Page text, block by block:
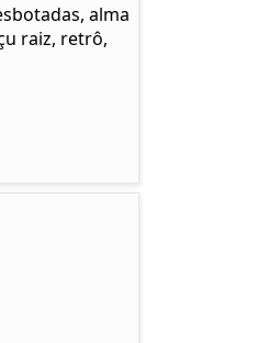
alma
raiz, retrô,